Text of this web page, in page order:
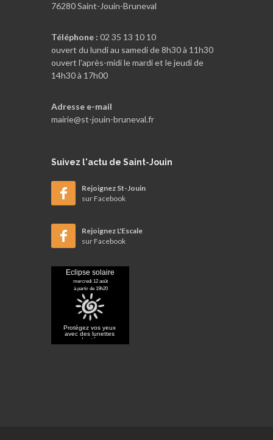
76280 Saint-Jouin-Bruneval
Téléphone : 02 35 13 10 10
ouvert du lundi au samedi de 8h30 à 11h30
ouvert l'après-midi le mardi et le jeudi de
14h30 à 17h00
Adresse e-mail
mairie@st-jouin-bruneval.fr
Suivez l'actu de Saint-Jouin
Rejoignez St-Jouin
sur Facebook
Rejoignez L'Escale
sur Facebook